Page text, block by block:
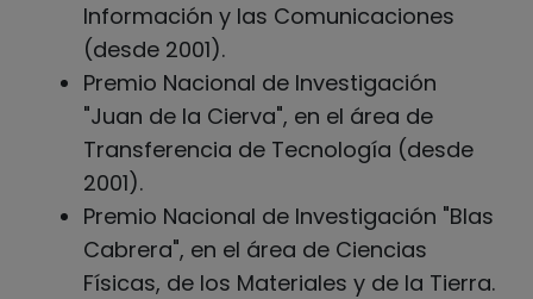
Información y las Comunicaciones
(desde 2001).
Premio Nacional de Investigación
"Juan de la Cierva", en el área de
Transferencia de Tecnología (desde
2001).
Premio Nacional de Investigación "Blas
Cabrera", en el área de Ciencias
Físicas, de los Materiales y de la Tierra.